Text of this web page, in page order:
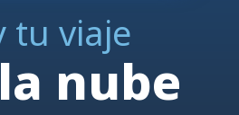
tu viaje
nube